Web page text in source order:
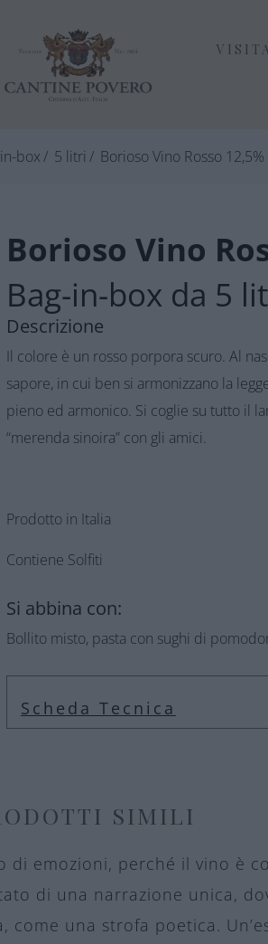
box 5 litri Borioso Vino Rosso 12,5%
Borioso Vino
Bag-in-box da 5
Descrizione
Il colore è un rosso porpora scuro. Al
sapore, in cui ben si armonizzano la
pieno ed armonico. Si coglie su tutto il
“merenda sinoira” con gli amici.
Prodotto in Italia
Contiene Solfiti
Si abbina con:
Bollito misto, pasta con sughi di
Scheda Tecnica
SIMILI
emozioni, perché il vino è
di una narrazione unica,
come una strofa poetica.